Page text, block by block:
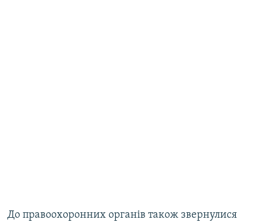
До правоохоронних органів також звернулися